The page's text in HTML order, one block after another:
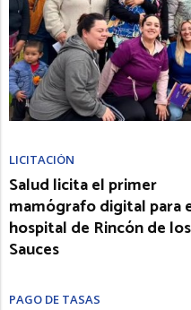
LICITACIÓN
Salud licita el primer
mamógrafo digital para
hospital de Rincón de los
Sauces
PAGO DE TASAS